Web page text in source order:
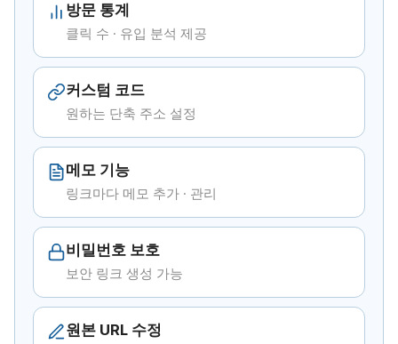
방문 통계
클릭 수 · 유입 분석 제공
커스텀 코드
원하는 단축 주소 설정
메모 기능
링크마다 메모 추가 · 관리
비밀번호 보호
보안 링크 생성 가능
원본 URL 수정